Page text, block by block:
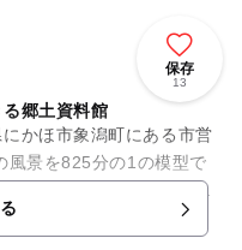
保存
13
郷土資料館
かほ市象潟町にある市営
風景を825分の1の模型で
象潟の旧景を伝える屏風